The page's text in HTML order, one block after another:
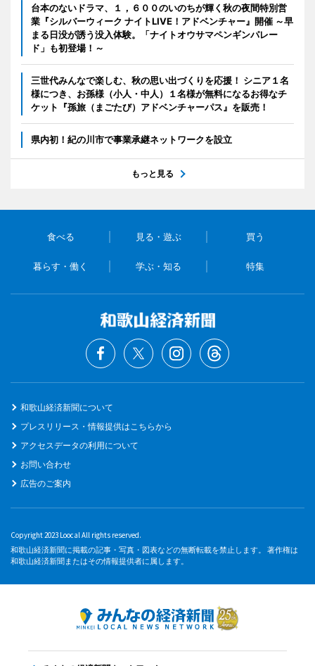
台本のないドラマ、１，６００のいのちが輝く秋の夜間特別営
業『シルバーウィーク ナイトLIVE！アドベンチャー』開催 ～早
まる日没が誘う没入体験。「ナイトオウサマペンギンパレー
ド」も初登場！～
三世代みんなで楽しむ、秋の思い出づくりを応援！ シニア１名
様につき、お孫様（小人・中人）１名様が無料になるお得なチ
ケット『孫旅（まごたび）アドベンチャーパス』を販売！
県内初！紀の川市で事業承継ネットワークを設立
もっと見る
食べる 見る・遊ぶ 買う
暮らす・働く 学ぶ・知る 特集
和歌山経済新聞について
プレスリリース・情報提供はこちらから
アクセスデータの利用について
お問い合わせ
広告のご案内
Copyright 2023 Loocal All rights reserved.
和歌山経済新聞に掲載の記事・写真・図表などの無断転載を禁止します。 著作権は
和歌山経済新聞またはその情報提供者に属します。